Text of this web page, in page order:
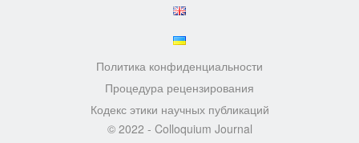
Политика конфиденциальности
Процедура рецензирования
Кодекс этики научных публикаций
© 2022 - Colloquium Journal